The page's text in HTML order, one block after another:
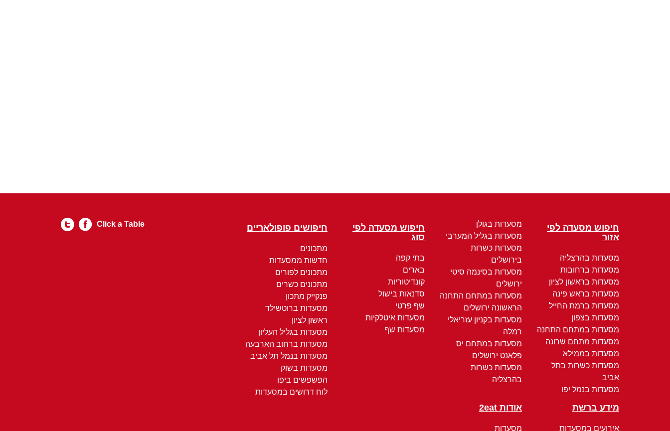
חיפוש מסעדה לפי
אזור
מסעדות בהרצליה
מסעדות ברחובות
מסעדות בראשון לציון
מסעדות בראש פינה
מסעדות ברמת החייל
מסעדות בצפון
מסעדות במתחם התחנה
מסעדות מתחם שרונה
מסעדות בממילא
מסעדות כשרות בתל
אביב
מסעדות בנמל יפו
מסעדות בגולן
מסעדות בגליל המערבי
מסעדות כשרות
בירושלים
מסעדות בסינמה סיטי
ירושלים
מסעדות במתחם התחנה
הראשונה ירושלים
מסעדות בקניון עזריאלי
רמלה
מסעדות במתחם יס
פלאנט ירושלים
מסעדות כשרות
בהרצליה
חיפוש מסעדה לפי
סוג
בתי קפה
בארים
קונדיטוריות
סדנאות בישול
שף פרטי
מסעדות איטלקיות
מסעדות שף
חיפושים פופולאריים
מתכונים
חדשות ממסעדות
מתכונים לפורים
מתכונים כשרים
פנקייק מתכון
מסעדות ברוטשילד
ראשון לציון
מסעדות בגליל העליון
מסעדות ברחוב הארבעה
מסעדות בנמל תל אביב
מסעדות בשוק
הפשפשים ביפו
לוח דרושים במסעדות
מידע ברשת
אירועים במסעדות
אודות 2eat
מסעדות
Click a Table